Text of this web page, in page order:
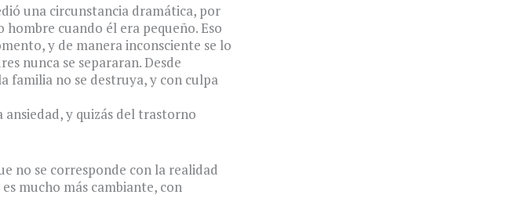
una circunstancia dramática, por
cuando él era pequeño. Eso
y de manera inconsciente se lo
nunca se separaran. Desde
familia no se destruya, y con culpa
y quizás del trastorno
no se corresponde con la realidad
mucho más cambiante, con